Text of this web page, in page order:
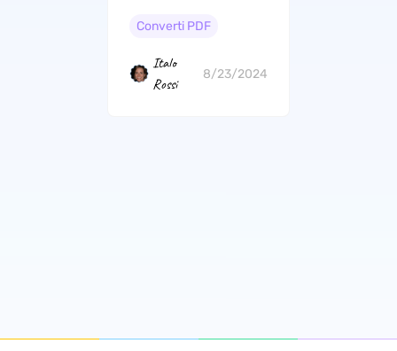
PPT
Converti PDF
Italo
Rossi
8/23/2024